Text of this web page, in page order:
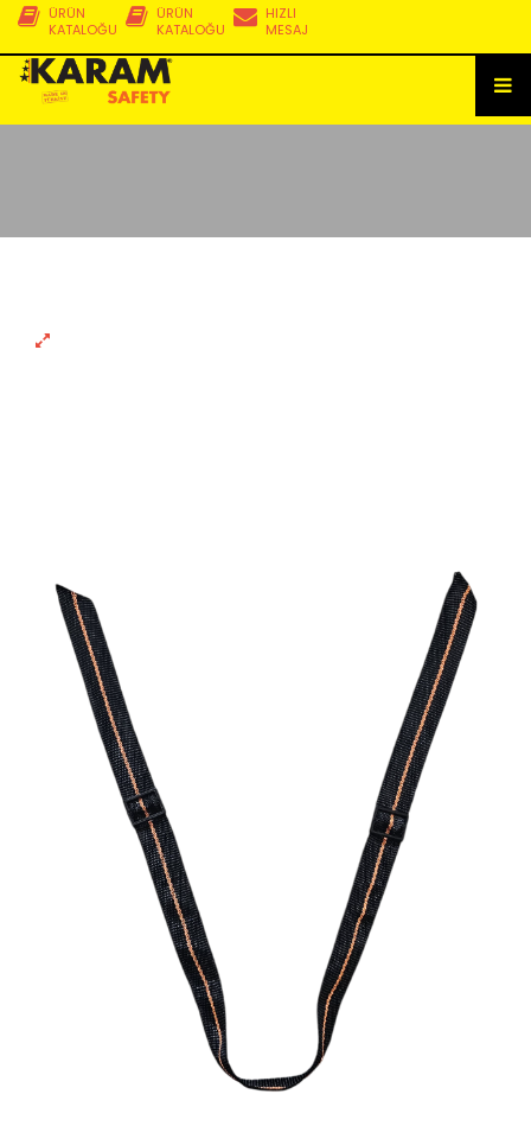
HIZLI
MESAJ
ÜRÜN
KATALOĞU
ÜRÜN
KATALOĞU